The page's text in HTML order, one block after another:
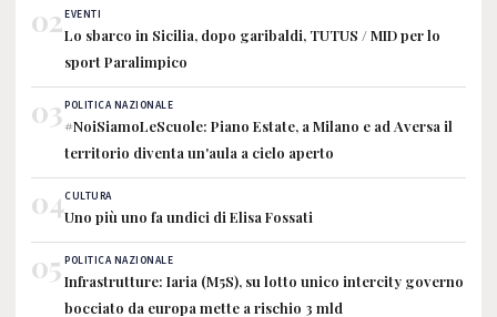
02EVENTI
Lo sbarco in Sicilia, dopo garibaldi, TUTUS / MID per lo
sport Paralimpico
03POLITICA NAZIONALE
#NoiSiamoLeScuole: Piano Estate, a Milano e ad Aversa il
territorio diventa un'aula a cielo aperto
04CULTURA
Uno più uno fa undici di Elisa Fossati
05 POLITICA NAZIONALE
Infrastrutture: Iaria (M5S), su lotto unico intercity governo
bocciato da europa mette a rischio 3 mld